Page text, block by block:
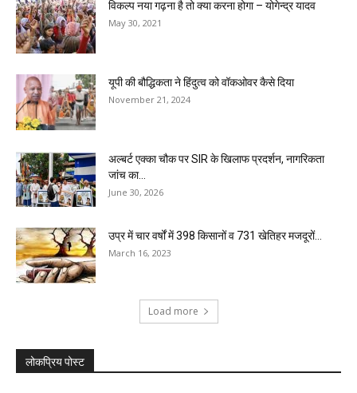
विकल्प नया गढ़ना है तो क्या करना होगा – योगेन्द्र यादव
May 30, 2021
यूपी की बौद्धिकता ने हिंदुत्व को वॉकओवर कैसे दिया
November 21, 2024
अल्बर्ट एक्का चौक पर SIR के खिलाफ प्रदर्शन, नागरिकता
जांच का...
June 30, 2026
उप्र में चार वर्षों में 398 किसानों व 731 खेतिहर मजदूरों...
March 16, 2023
Load more
लोकप्रिय पोस्ट